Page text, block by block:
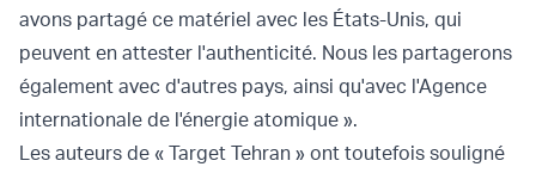
avons partagé ce matériel avec les États-Unis, qui
peuvent en attester l'authenticité. Nous les partagerons
également avec d'autres pays, ainsi qu'avec l'Agence
internationale de l'énergie atomique ».
Les auteurs de « Target Tehran » ont toutefois souligné